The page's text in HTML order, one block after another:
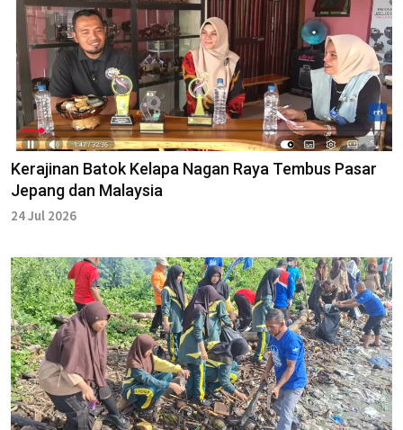
Kerajinan Batok Kelapa Nagan Raya Tembus Pasar
Jepang dan Malaysia
24 Jul 2026